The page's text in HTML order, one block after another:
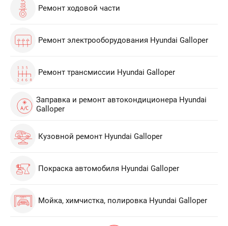
Ремонт ходовой части
Ремонт электрооборудования Hyundai Galloper
Ремонт трансмиссии Hyundai Galloper
Заправка и ремонт автокондиционера Hyundai
Galloper
Кузовной ремонт Hyundai Galloper
Покраска автомобиля Hyundai Galloper
Мойка, химчистка, полировка Hyundai Galloper